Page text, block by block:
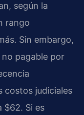
según la
rango
Sin embargo,
pagable por
costos judiciales
$62. Si es